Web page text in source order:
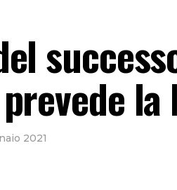
la
2021